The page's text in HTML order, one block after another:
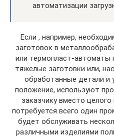
автоматизации
Если , например,
заготовок в
или термопласт-автоматы
тяжелые заготовки или,
обработанные детали и
положение, используют
заказчику вместо
потребуется всего один
будет обслуживать
различными изделиями